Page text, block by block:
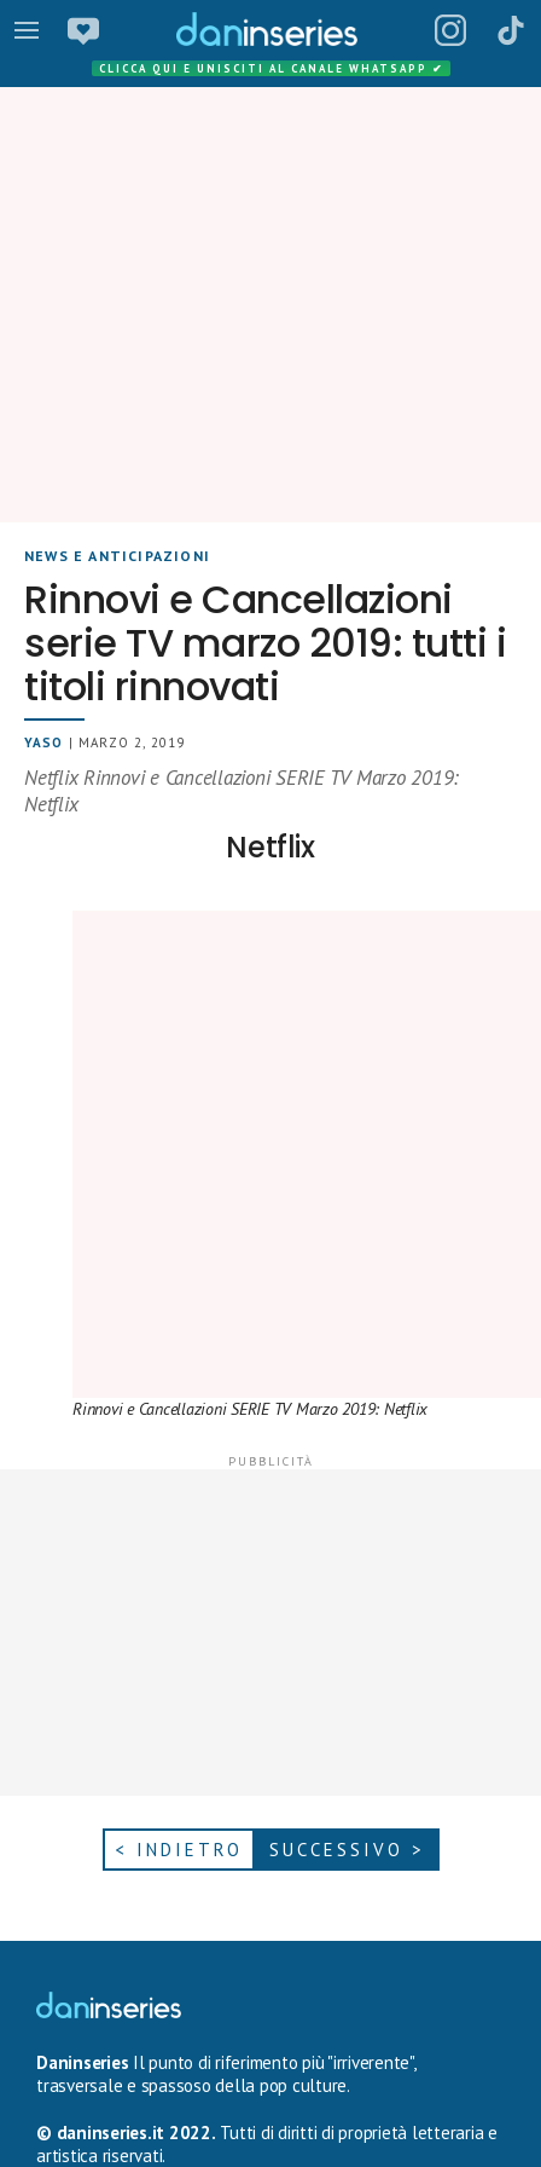
CLICCA QUI E UNISCITI AL CANALE WHATSAPP ✔
NEWS E ANTICIPAZIONI
Rinnovi e Cancellazioni
serie TV marzo 2019: tutti i
titoli rinnovati
YASO | MARZO 2, 2019
Netflix Rinnovi e Cancellazioni SERIE TV Marzo 2019:
Netflix
Netflix
Rinnovi e Cancellazioni SERIE TV Marzo 2019: Netflix
< INDIETRO SUCCESSIVO >
Daninseries Il punto di riferimento più "irriverente",
trasversale e spassoso della pop culture.
© daninseries.it 2022. Tutti di diritti di proprietà letteraria e
artistica riservati.